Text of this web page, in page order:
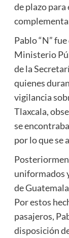
de plazo
Pablo “N”
Ministerio
de la
quienes
vigilancia
Tlaxcala,
se
por lo que se
uniformados
de
Por estos
pasajeros,
disposición